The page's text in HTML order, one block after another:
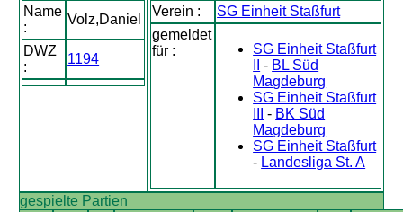
Name
:
Volz,Daniel
DWZ
:
1194
Verein :
SG Einheit Staßfurt
gemeldet
für :
SG Einheit Staßfurt
- BL Süd
Magdeburg
SG Einheit Staßfurt
- BK Süd
Magdeburg
SG Einheit Staßfurt
- Landesliga St. A
gespielte Partien